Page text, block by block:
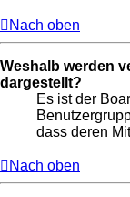
Nach oben
Weshalb werden
dargestellt?
Es ist der
dass deren
Nach oben